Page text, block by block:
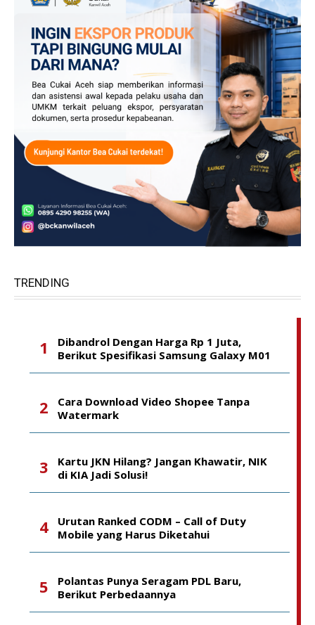
TRENDING
Dibandrol Dengan Harga Rp 1 Juta,
Berikut Spesifikasi Samsung Galaxy M01
Cara Download Video Shopee Tanpa
Watermark
Kartu JKN Hilang? Jangan Khawatir, NIK
di KIA Jadi Solusi!
Urutan Ranked CODM – Call of Duty
Mobile yang Harus Diketahui
Polantas Punya Seragam PDL Baru,
Berikut Perbedaannya